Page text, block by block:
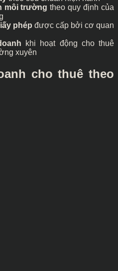
môi trường theo quy định của
phép được cấp bởi cơ quan
khi hoạt động cho thuê
xuyên
cho thuê theo